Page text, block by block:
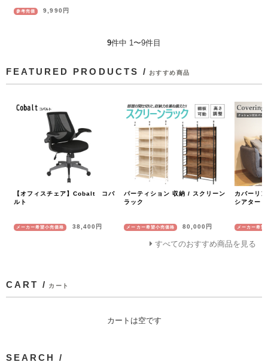
参考売価 9,990円
9件中 1〜9件目
FEATURED PRODUCTS / おすすめ商品
【オフィスチェア】Cobalt コバ
ルト
メーカー希望小売価格 38,400円
パーティション 収納 / スクリーン
ラック
メーカー希望小売価格 80,000円
カバーリ
シアター
メーカー希望
すべてのおすすめ商品を見る
CART / カート
カートは空です
SEARCH /